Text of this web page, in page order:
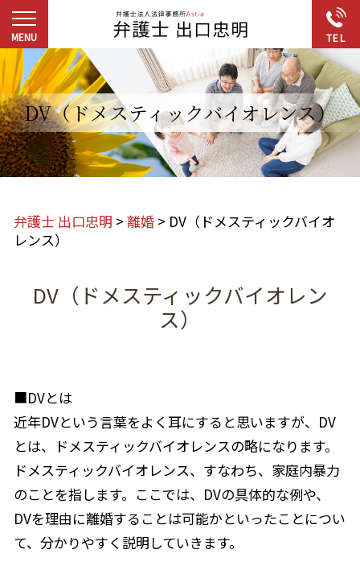
DV（ドメスティックバイオレンス）
弁護士 出口忠明 > 離婚 > DV（ドメスティックバイオ
レンス）
DV（ドメスティックバイオレン
ス）
■DVとは
近年DVという言葉をよく耳にすると思いますが、DV
とは、ドメスティックバイオレンスの略になります。
ドメスティックバイオレンス、すなわち、家庭内暴力
のことを指します。ここでは、DVの具体的な例や、
DVを理由に離婚することは可能かといったことについ
て、分かりやすく説明していきます。